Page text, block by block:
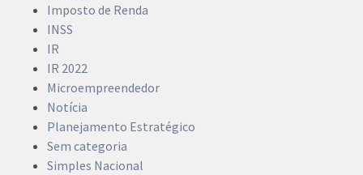
Imposto de Renda
INSS
IR
IR 2022
Microempreendedor
Notícia
Planejamento Estratégico
Sem categoria
Simples Nacional